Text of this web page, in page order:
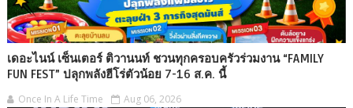
เดอะไนน์ เซ็นเตอร์ ติวานนท์ ชวนทุกครอบครัวร่วมงาน “FAMILY
FUN FEST” ปลุกพลังฮีโร่ตัวน้อย 7-16 ส.ค. นี้
Once In A Life Time Aug 06, 2026